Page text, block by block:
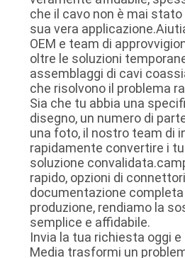
che il cavo non è mai
sua vera
OEM e team di
oltre le soluzioni
assemblaggi di cavi
che risolvono il problema
Sia che tu abbia una
disegno, un numero di
una foto, il nostro team di
rapidamente convertire i
soluzione
rapido, opzioni di
documentazione
produzione, rendiamo la
semplice e affidabile.
Invia la tua richiesta oggi
Media trasformi un